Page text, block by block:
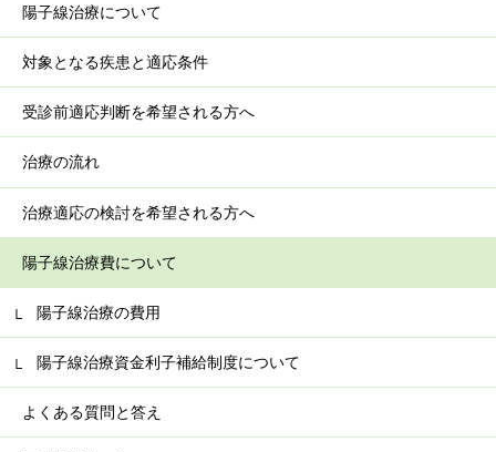
陽子線治療について
対象となる疾患と適応条件
受診前適応判断を希望される方へ
治療の流れ
治療適応の検討を希望される方へ
陽子線治療費について
陽子線治療の費用
陽子線治療資金利子補給制度について
よくある質問と答え